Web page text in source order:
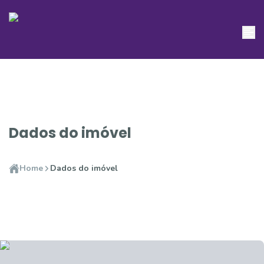
Dados do imóvel
Home Dados do imóvel